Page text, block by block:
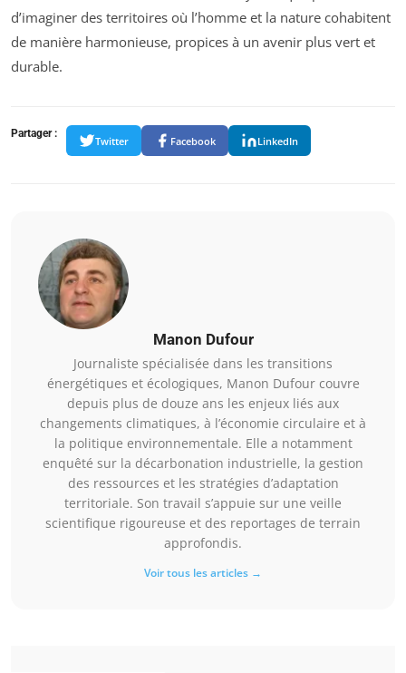
d’imaginer des territoires où l’homme et la nature cohabitent
de manière harmonieuse, propices à un avenir plus vert et
durable.
Partager :
Twitter Facebook LinkedIn
Manon Dufour
Journaliste spécialisée dans les transitions
énergétiques et écologiques, Manon Dufour couvre
depuis plus de douze ans les enjeux liés aux
changements climatiques, à l’économie circulaire et à
la politique environnementale. Elle a notamment
enquêté sur la décarbonation industrielle, la gestion
des ressources et les stratégies d’adaptation
territoriale. Son travail s’appuie sur une veille
scientifique rigoureuse et des reportages de terrain
approfondis.
Voir tous les articles →